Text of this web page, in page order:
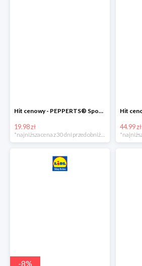
Hit cenowy - PEPPERTS® Spodnie dresowe chłopięce, 1 para
19.98 zł 44.99 zł
-8%